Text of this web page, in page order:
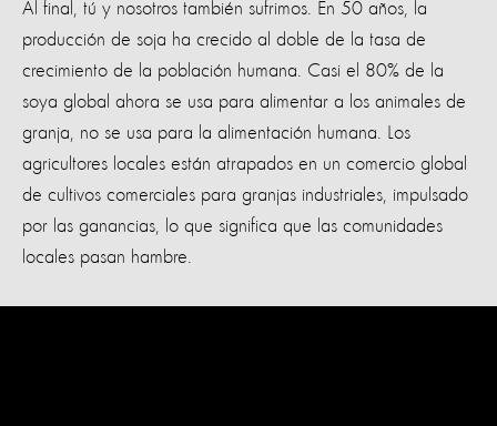
Al final, tú y nosotros también sufrimos. En 50 años, la
producción de soja ha crecido al doble de la tasa de
crecimiento de la población humana. Casi el 80% de la
soya global ahora se usa para alimentar a los animales de
granja, no se usa para la alimentación humana. Los
agricultores locales están atrapados en un comercio global
de cultivos comerciales para granjas industriales, impulsado
por las ganancias, lo que significa que las comunidades
locales pasan hambre.